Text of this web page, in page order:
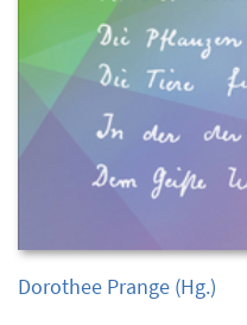
Dorothee Prange (Hg.)